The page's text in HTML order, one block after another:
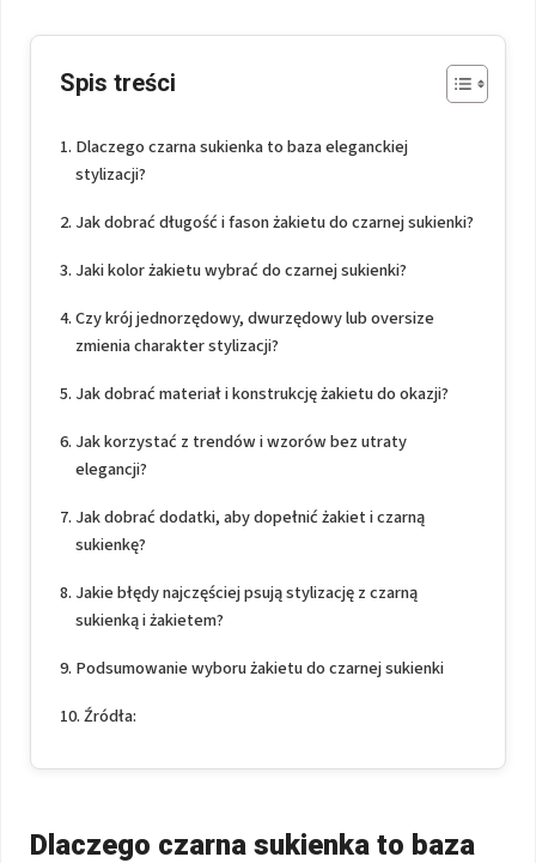
Spis treści
Dlaczego czarna sukienka to baza eleganckiej
stylizacji?
Jak dobrać długość i fason żakietu do czarnej sukienki?
Jaki kolor żakietu wybrać do czarnej sukienki?
Czy krój jednorzędowy, dwurzędowy lub oversize
zmienia charakter stylizacji?
Jak dobrać materiał i konstrukcję żakietu do okazji?
Jak korzystać z trendów i wzorów bez utraty
elegancji?
Jak dobrać dodatki, aby dopełnić żakiet i czarną
sukienkę?
Jakie błędy najczęściej psują stylizację z czarną
sukienką i żakietem?
Podsumowanie wyboru żakietu do czarnej sukienki
Źródła:
Dlaczego czarna sukienka to baza